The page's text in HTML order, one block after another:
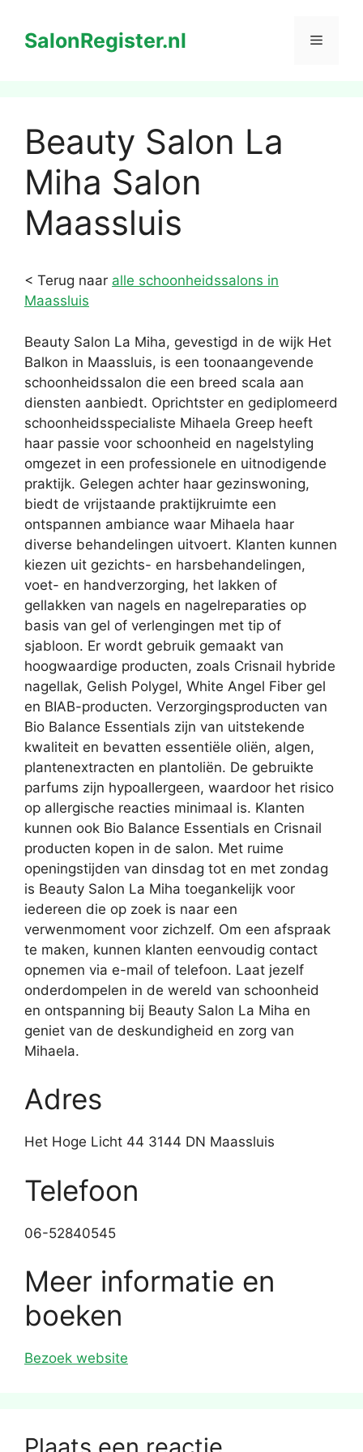
naarSalonRegister.nl Menu
Beauty Salon La
Miha Salon
Maassluis
< Terug naar alle schoonheidssalons in
Maassluis
Beauty Salon La Miha, gevestigd in de wijk Het
Balkon in Maassluis, is een toonaangevende
schoonheidssalon die een breed scala aan
diensten aanbiedt. Oprichtster en gediplomeerd
schoonheidsspecialiste Mihaela Greep heeft
haar passie voor schoonheid en nagelstyling
omgezet in een professionele en uitnodigende
praktijk. Gelegen achter haar gezinswoning,
biedt de vrijstaande praktijkruimte een
ontspannen ambiance waar Mihaela haar
diverse behandelingen uitvoert. Klanten kunnen
kiezen uit gezichts- en harsbehandelingen,
voet- en handverzorging, het lakken of
gellakken van nagels en nagelreparaties op
basis van gel of verlengingen met tip of
sjabloon. Er wordt gebruik gemaakt van
hoogwaardige producten, zoals Crisnail hybride
nagellak, Gelish Polygel, White Angel Fiber gel
en BIAB-producten. Verzorgingsproducten van
Bio Balance Essentials zijn van uitstekende
kwaliteit en bevatten essentiële oliën, algen,
plantenextracten en plantoliën. De gebruikte
parfums zijn hypoallergeen, waardoor het risico
op allergische reacties minimaal is. Klanten
kunnen ook Bio Balance Essentials en Crisnail
producten kopen in de salon. Met ruime
openingstijden van dinsdag tot en met zondag
is Beauty Salon La Miha toegankelijk voor
iedereen die op zoek is naar een
verwenmoment voor zichzelf. Om een afspraak
te maken, kunnen klanten eenvoudig contact
opnemen via e-mail of telefoon. Laat jezelf
onderdompelen in de wereld van schoonheid
en ontspanning bij Beauty Salon La Miha en
geniet van de deskundigheid en zorg van
Mihaela.
Adres
Het Hoge Licht 44 3144 DN Maassluis
Telefoon
06-52840545
Meer informatie en
boeken
Bezoek website